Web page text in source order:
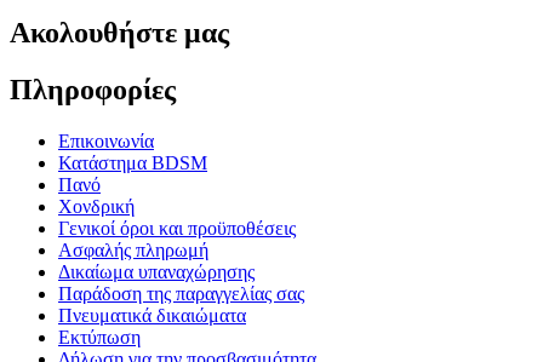
Ακολουθήστε μας
Πληροφορίες
Επικοινωνία
Κατάστημα BDSM
Πανό
Χονδρική
Γενικοί όροι και προϋποθέσεις
Ασφαλής πληρωμή
Δικαίωμα υπαναχώρησης
Παράδοση της παραγγελίας σας
Πνευματικά δικαιώματα
Εκτύπωση